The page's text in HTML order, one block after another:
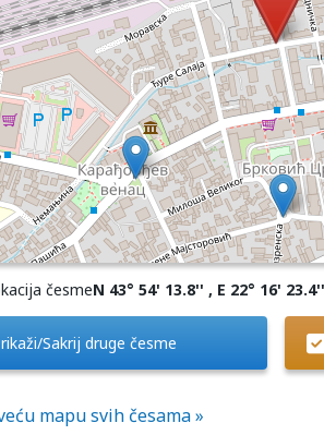
česmeN 43° 54' 13.8'' , E 22° 16' 23.4''
Sakrij druge česme
mapu svih česama »